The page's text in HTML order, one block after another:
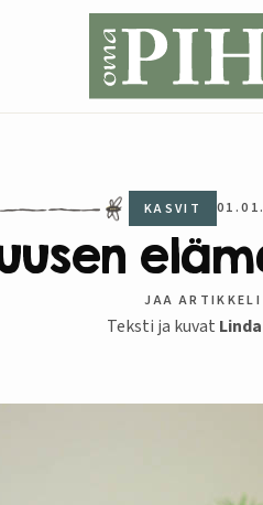
KASVIT
JAA ARTIKKELI
Teksti ja kuvat